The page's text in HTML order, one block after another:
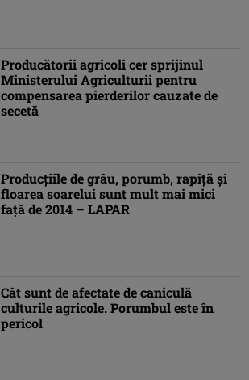
Producătorii agricoli cer sprijinul
Ministerului Agriculturii pentru
compensarea pierderilor cauzate de
secetă
Producţiile de grâu, porumb, rapiţă şi
floarea soarelui sunt mult mai mici
faţă de 2014 – LAPAR
Cât sunt de afectate de caniculă
culturile agricole. Porumbul este în
pericol